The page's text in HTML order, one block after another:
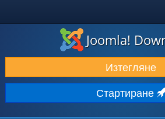
ИЗТЕГЛЯНЕ & РАЗШИРЯВАНЕ
ОТКРИВАЙТЕ & УЧЕТЕ
ОБЩНОСТ & ПОДДРЪЖКА
Joomla!
Изтегляне
Стартиране